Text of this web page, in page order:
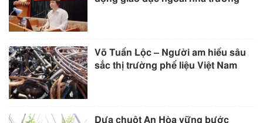
Võ Tuấn Lộc – Người am hiểu sâu
sắc thị trường phế liệu Việt Nam
Dưa chuột An Hòa vững bước